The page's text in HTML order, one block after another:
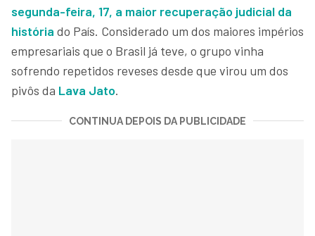
segunda-feira, 17, a maior recuperação judicial da
história do País. Considerado um dos maiores impérios
empresariais que o Brasil já teve, o grupo vinha
sofrendo repetidos reveses desde que virou um dos
pivôs da Lava Jato.
CONTINUA DEPOIS DA PUBLICIDADE